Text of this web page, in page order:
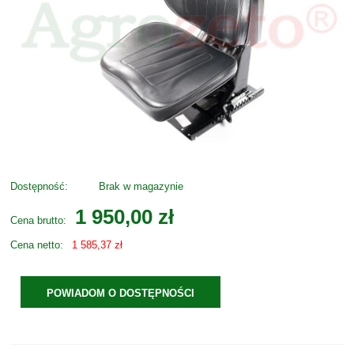
Dostępność: Brak w magazynie
Cena brutto: 1 950,00 zł
Cena netto: 1 585,37 zł
POWIADOM O DOSTĘPNOŚCI